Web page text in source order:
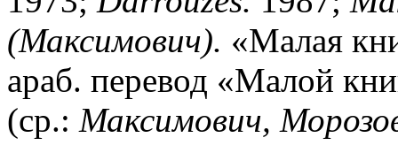
(Максимович). «Малая
араб. перевод «Малой
(ср.: Максимович,